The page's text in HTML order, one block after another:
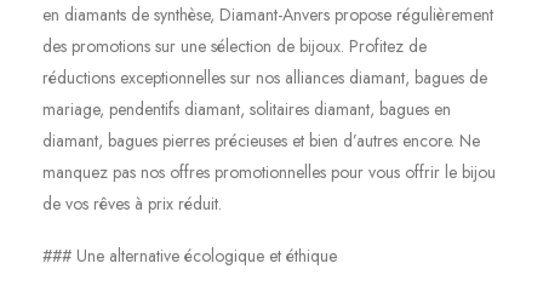
en diamants de synthèse, Diamant-Anvers propose régulièrement
des promotions sur une sélection de bijoux. Profitez de
réductions exceptionnelles sur nos alliances diamant, bagues de
mariage, pendentifs diamant, solitaires diamant, bagues en
diamant, bagues pierres précieuses et bien d’autres encore. Ne
manquez pas nos offres promotionnelles pour vous offrir le bijou
de vos rêves à prix réduit.
### Une alternative écologique et éthique